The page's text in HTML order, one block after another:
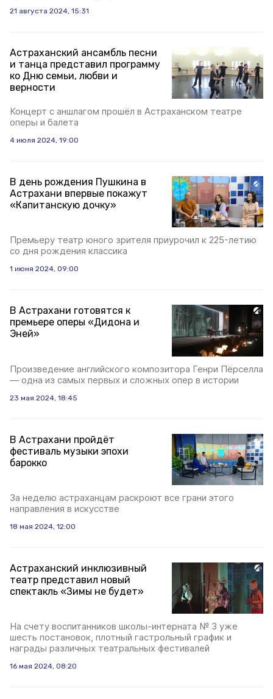
21 августа 2024, 15:31
Астраханский ансамбль песни
и танца представил программу
ко Дню семьи, любви и
верности
Концерт с аншлагом прошёл в Астраханском театре
оперы и балета
4 июля 2024, 19:00
В день рождения Пушкина в
Астрахани впервые покажут
«Капитанскую дочку»
Премьеру театр юного зрителя приурочил к 225-летию
со дня рождения классика
1 июня 2024, 09:00
В Астрахани готовятся к
премьере оперы «Дидона и
Эней»
Произведение английского композитора Генри Пёрселла
— одна из самых первых и сложных опер в истории
23 мая 2024, 18:45
В Астрахани пройдёт
фестиваль музыки эпохи
барокко
За неделю астраханцам раскроют все грани этого
направления в искусстве
18 мая 2024, 12:00
Астраханский инклюзивный
театр представил новый
спектакль «Зимы не будет»
На счету воспитанников школы-интерната № 3 уже
шесть постановок, плотный гастрольный график и
награды различных театральных фестивалей
16 мая 2024, 08:20